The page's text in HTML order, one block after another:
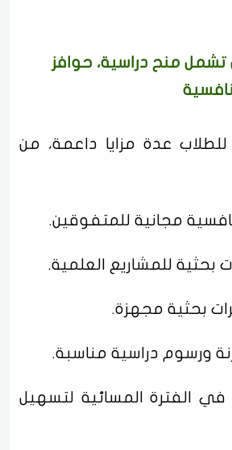
تشمل منح دراسية، حوافز
عدة مزايا داعمة، من
مجانية للمتفوقين.
بحثية للمشاريع العلمية.
بحثية مجهزة.
ورسوم دراسية مناسبة.
في الفترة المسائية لتسهيل